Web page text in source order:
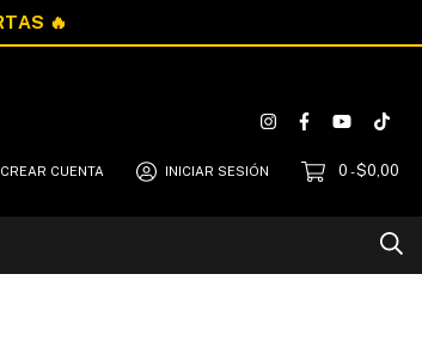
CREAR CUENTA INICIAR SESIÓN 0 -$0,00